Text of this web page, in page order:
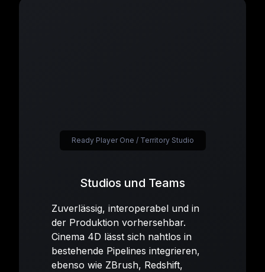
Studios und Teams
Zuverlässig, interoperabel und in
der Produktion vorhersehbar.
Cinema 4D lässt sich nahtlos in
bestehende Pipelines integrieren,
ebenso wie ZBrush, Redshift,
Ready Player One / Territory Studio